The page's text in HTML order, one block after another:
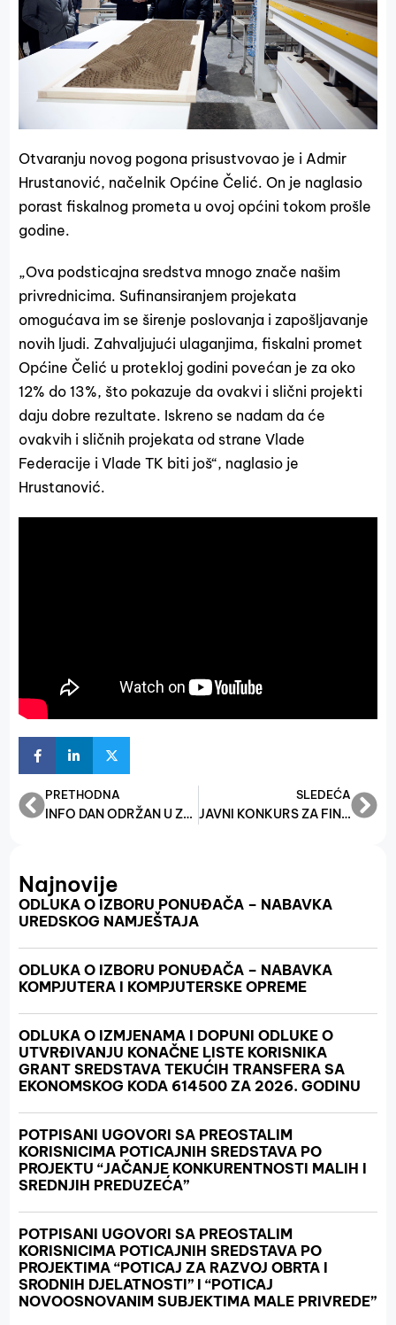
Otvaranju novog pogona prisustvovao je i Admir
Hrustanović, načelnik Općine Čelić. On je naglasio
porast fiskalnog prometa u ovoj općini tokom prošle
godine.
„Ova podsticajna sredstva mnogo znače našim
privrednicima. Sufinansiranjem projekata
omogućava im se širenje poslovanja i zapošljavanje
novih ljudi. Zahvaljujući ulaganjima, fiskalni promet
Općine Čelić u protekloj godini povećan je za oko
12% do 13%, što pokazuje da ovakvi i slični projekti
daju dobre rezultate. Iskreno se nadam da će
ovakvih i sličnih projekata od strane Vlade
Federacije i Vlade TK biti još“, naglasio je
Hrustanović.
PRETHODNA
INFO DAN ODRŽAN U ZENICI
SLEDEĆA
JAVNI KONKURS ZA FINANSIRANJE PROGRAMA I PROJEKATA IZ DIJELA PRIHODA OSTVARENIH PO OSNOVU NAKNADA ZA PRIREĐIVANJE IGARA NA SREĆU IZ 2025. GODINE
Najnovije
ODLUKA O IZBORU PONUĐAČA – NABAVKA
UREDSKOG NAMJEŠTAJA
ODLUKA O IZBORU PONUĐAČA – NABAVKA
KOMPJUTERA I KOMPJUTERSKE OPREME
ODLUKA O IZMJENAMA I DOPUNI ODLUKE O
UTVRĐIVANJU KONAČNE LISTE KORISNIKA
GRANT SREDSTAVA TEKUĆIH TRANSFERA SA
EKONOMSKOG KODA 614500 ZA 2026. GODINU
POTPISANI UGOVORI SA PREOSTALIM
KORISNICIMA POTICAJNIH SREDSTAVA PO
PROJEKTU “JAČANJE KONKURENTNOSTI MALIH I
SREDNJIH PREDUZEĆA”
POTPISANI UGOVORI SA PREOSTALIM
KORISNICIMA POTICAJNIH SREDSTAVA PO
PROJEKTIMA “POTICAJ ZA RAZVOJ OBRTA I
SRODNIH DJELATNOSTI” I “POTICAJ
NOVOOSNOVANIM SUBJEKTIMA MALE PRIVREDE”